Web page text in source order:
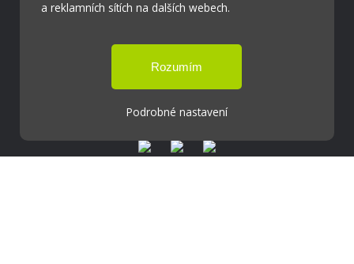
a reklamních sítích na dalších webech.
Podrobné nastavení
Virtuální prohlídka
Cookies
Přístupnost